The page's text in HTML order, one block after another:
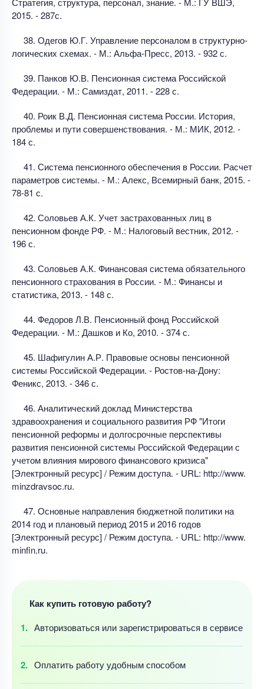
2015. - 287с.
38. Одегов Ю.Г. Управление персоналом в структурно-
логических схемах. - М.: Альфа-Пресс, 2013. - 932 с.
39. Панков Ю.В. Пенсионная система Российской
Федерации. - М.: Самиздат, 2011. - 228 с.
40. Роик В.Д. Пенсионная система России. История,
проблемы и пути совершенствования. - М.: МИК, 2012. -
184 с.
41. Система пенсионного обеспечения в России. Расчет
параметров системы. - М.: Алекс, Всемирный банк, 2015. -
78-81 с.
42. Соловьев А.К. Учет застрахованных лиц в
пенсионном фонде РФ. - М.: Налоговый вестник, 2012. -
196 с.
43. Соловьев А.К. Финансовая система обязательного
пенсионного страхования в России. - М.: Финансы и
статистика, 2013. - 148 с.
44. Федоров Л.В. Пенсионный фонд Российской
Федерации. - М.: Дашков и Ко, 2010. - 374 с.
45. Шафигулин А.Р. Правовые основы пенсионной
системы Российской Федерации. - Ростов-на-Дону:
Феникс, 2013. - 346 с.
46. Аналитический доклад Министерства
здравоохранения и социального развития РФ "Итоги
пенсионной реформы и долгосрочные перспективы
развития пенсионной системы Российской Федерации с
учетом влияния мирового финансового кризиса"
[Электронный ресурс] / Режим доступа. - URL: http://www.
minzdravsoc.ru.
47. Основные направления бюджетной политики на
2014 год и плановый период 2015 и 2016 годов
[Электронный ресурс] / Режим доступа. - URL: http://www.
minfin.ru.
Как купить готовую работу?
Авторизоваться или зарегистрироваться в сервисе
Оплатить работуудобнымспособом